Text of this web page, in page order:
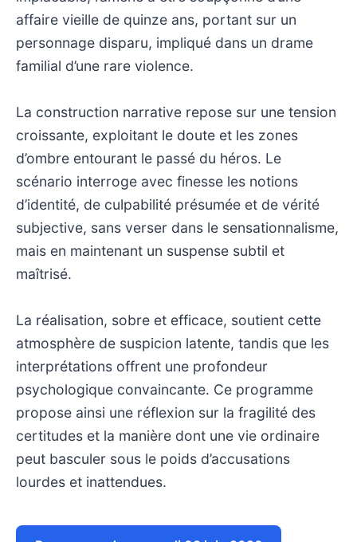
affaire vieille de quinze ans, portant sur un
personnage disparu, impliqué dans un drame
familial d’une rare violence.
La construction narrative repose sur une tension
croissante, exploitant le doute et les zones
d’ombre entourant le passé du héros. Le
scénario interroge avec finesse les notions
d’identité, de culpabilité présumée et de vérité
subjective, sans verser dans le sensationnalisme,
mais en maintenant un suspense subtil et
maîtrisé.
La réalisation, sobre et efficace, soutient cette
atmosphère de suspicion latente, tandis que les
interprétations offrent une profondeur
psychologique convaincante. Ce programme
propose ainsi une réflexion sur la fragilité des
certitudes et la manière dont une vie ordinaire
peut basculer sous le poids d’accusations
lourdes et inattendues.